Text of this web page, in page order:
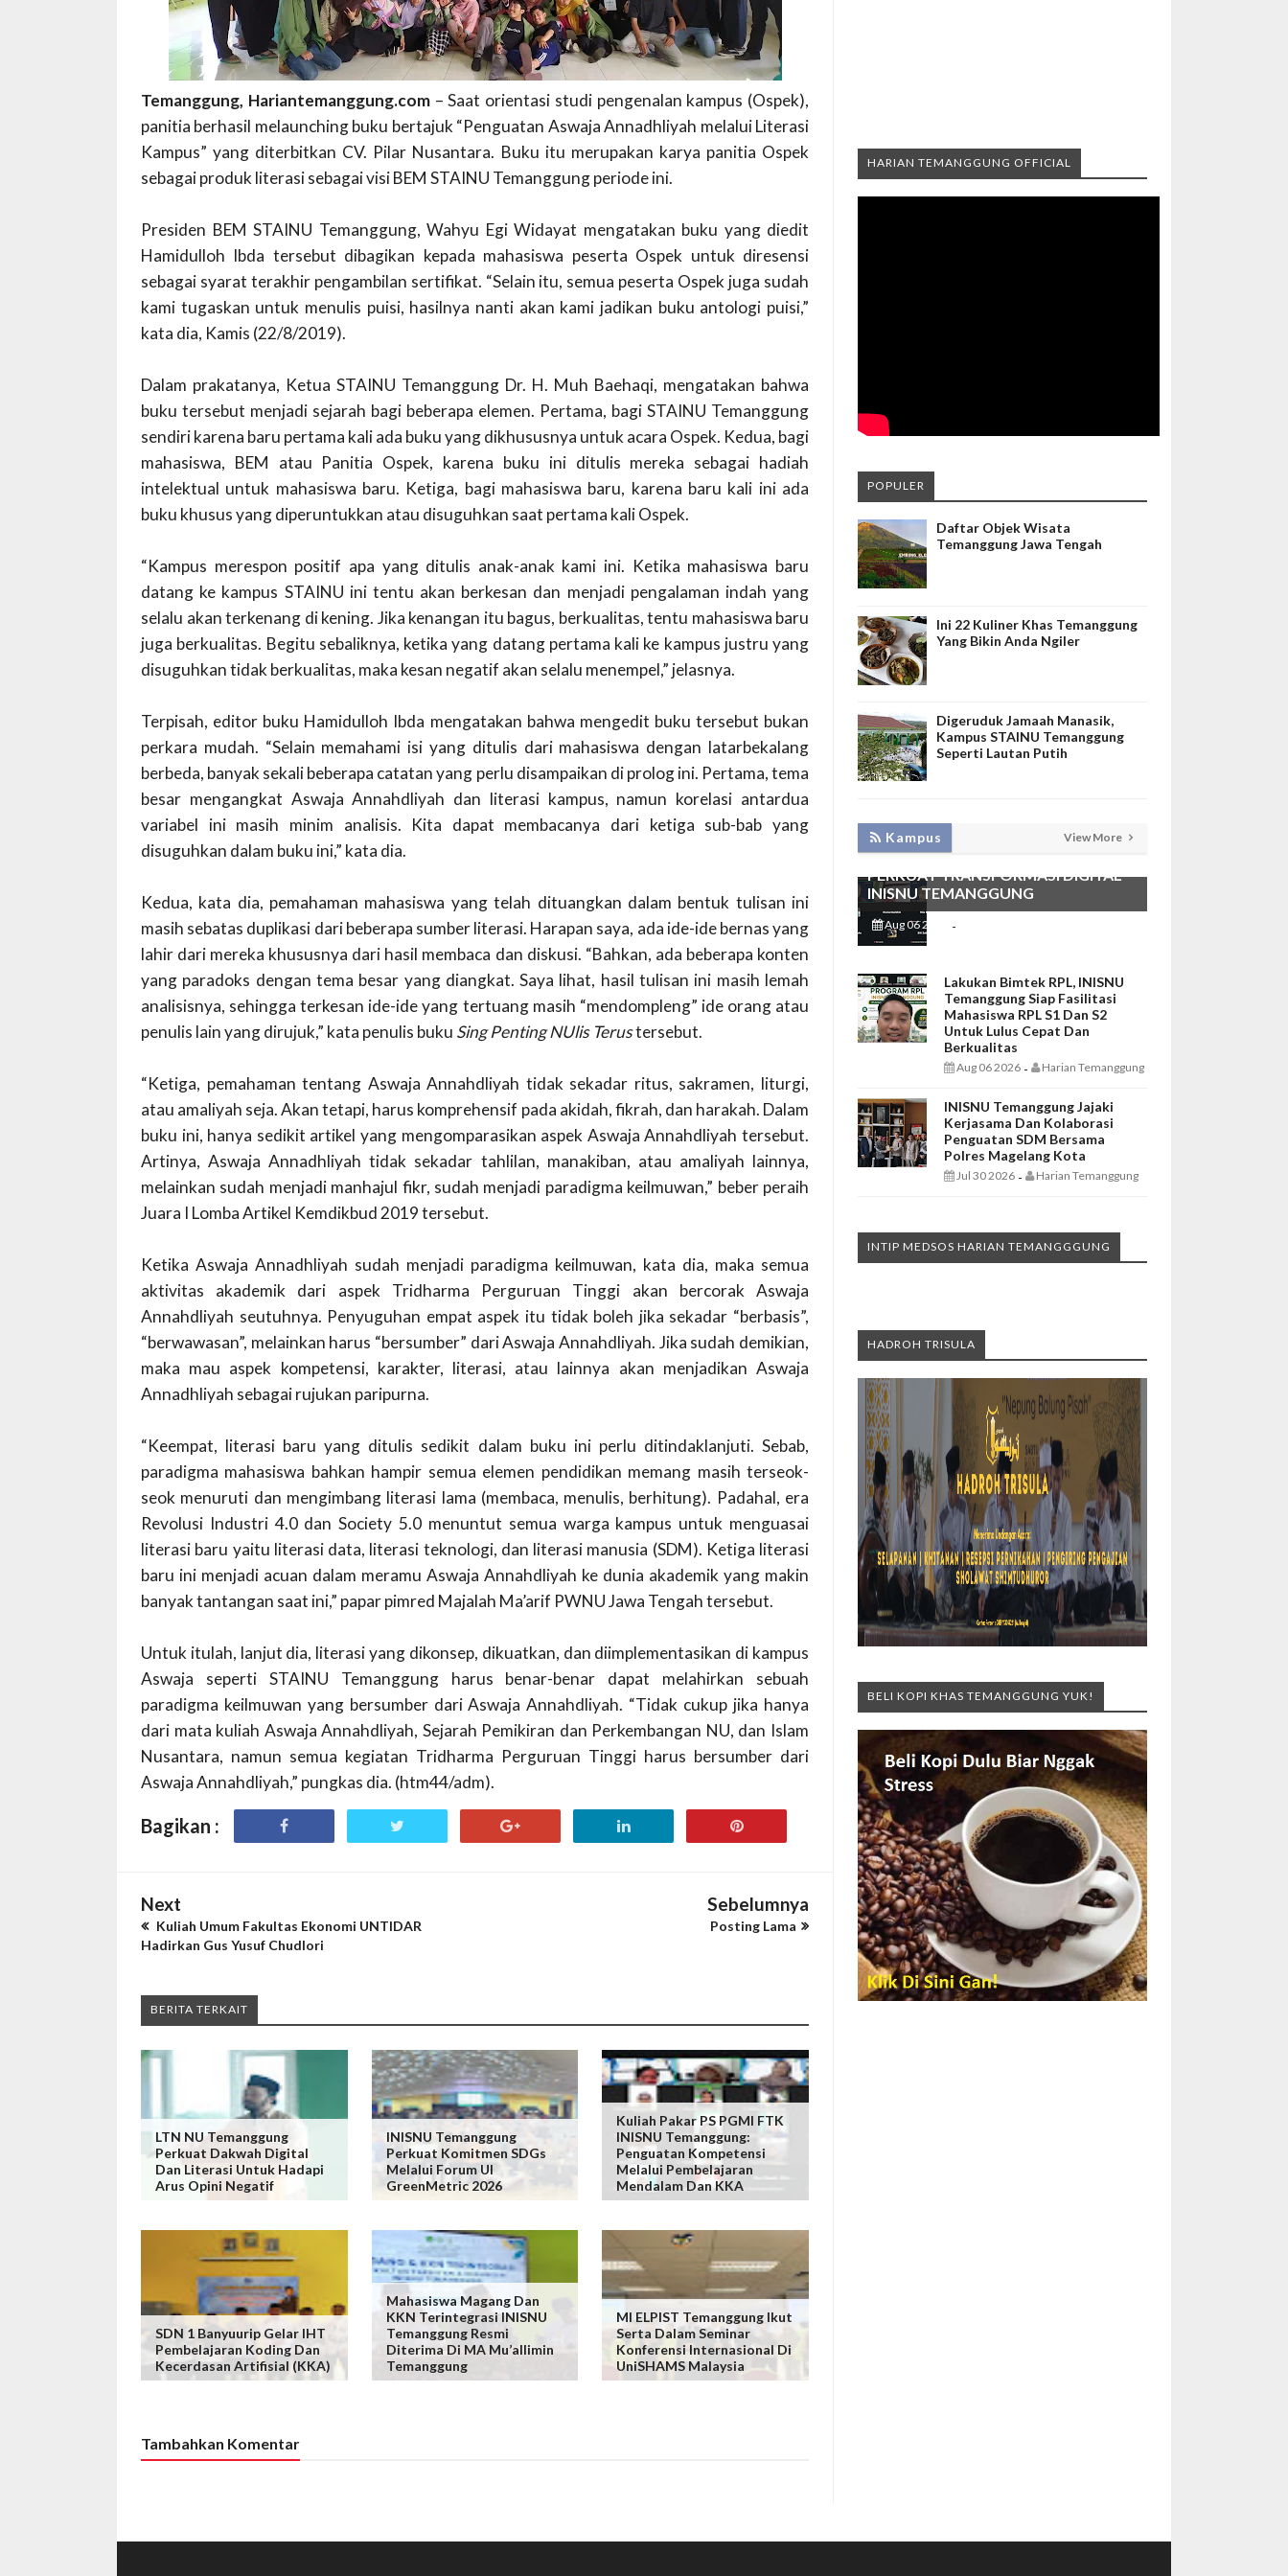
Temanggung, Hariantemanggung.com– Saat orientasi studi pengenalan kampus (Ospek),
panitia berhasil melaunching buku bertajuk “Penguatan Aswaja Annadhliyah melalui Literasi
Kampus” yang diterbitkan CV. Pilar Nusantara. Buku itu merupakan karya panitia Ospek
sebagai produk literasi sebagai visi BEM STAINU Temanggung periode ini.
Presiden BEM STAINU Temanggung, Wahyu Egi Widayat mengatakan buku yang diedit
Hamidulloh Ibda tersebut dibagikan kepada mahasiswa peserta Ospek untuk diresensi
sebagai syarat terakhir pengambilan sertifikat. “Selain itu, semua peserta Ospek juga sudah
kami tugaskan untuk menulis puisi, hasilnya nanti akan kami jadikan buku antologi puisi,”
kata dia, Kamis (22/8/2019).
Dalam prakatanya, Ketua STAINU Temanggung Dr. H. Muh Baehaqi, mengatakan bahwa
buku tersebut menjadi sejarah bagi beberapa elemen. Pertama, bagi STAINU Temanggung
sendiri karena baru pertama kali ada buku yang dikhususnya untuk acara Ospek. Kedua, bagi
mahasiswa, BEM atau Panitia Ospek, karena buku ini ditulis mereka sebagai hadiah
intelektual untuk mahasiswa baru. Ketiga, bagi mahasiswa baru, karena baru kali ini ada
buku khusus yang diperuntukkan atau disuguhkan saat pertama kali Ospek.
“Kampus merespon positif apa yang ditulis anak-anak kami ini. Ketika mahasiswa baru
datang ke kampus STAINU ini tentu akan berkesan dan menjadi pengalaman indah yang
selalu akan terkenang di kening. Jika kenangan itu bagus, berkualitas, tentu mahasiswa baru
juga berkualitas. Begitu sebaliknya, ketika yang datang pertama kali ke kampus justru yang
disuguhkan tidak berkualitas, maka kesan negatif akan selalu menempel,” jelasnya.
Terpisah, editor buku Hamidulloh Ibda mengatakan bahwa mengedit buku tersebut bukan
perkara mudah. “Selain memahami isi yang ditulis dari mahasiswa dengan latarbekalang
berbeda, banyak sekali beberapa catatan yang perlu disampaikan di prolog ini. Pertama, tema
besar mengangkat Aswaja Annahdliyah dan literasi kampus, namun korelasi antardua
variabel ini masih minim analisis. Kita dapat membacanya dari ketiga sub-bab yang
disuguhkan dalam buku ini,” kata dia.
Kedua, kata dia, pemahaman mahasiswa yang telah dituangkan dalam bentuk tulisan ini
masih sebatas duplikasi dari beberapa sumber literasi. Harapan saya, ada ide-ide bernas yang
lahir dari mereka khususnya dari hasil membaca dan diskusi. “Bahkan, ada beberapa konten
yang paradoks dengan tema besar yang diangkat. Saya lihat, hasil tulisan ini masih lemah
analisisnya, sehingga terkesan ide-ide yang tertuang masih “mendompleng” ide orang atau
penulis lain yang dirujuk,” kata penulis buku Sing Penting NUlis Terustersebut.
“Ketiga, pemahaman tentang Aswaja Annahdliyah tidak sekadar ritus, sakramen, liturgi,
atau amaliyah seja. Akan tetapi, harus komprehensif pada akidah, fikrah, dan harakah. Dalam
buku ini, hanya sedikit artikel yang mengomparasikan aspek Aswaja Annahdliyah tersebut.
Artinya, Aswaja Annadhliyah tidak sekadar tahlilan, manakiban, atau amaliyah lainnya,
melainkan sudah menjadi manhajul fikr, sudah menjadi paradigma keilmuwan,” beber peraih
Juara I Lomba Artikel Kemdikbud 2019 tersebut.
Ketika Aswaja Annadhliyah sudah menjadi paradigma keilmuwan, kata dia, maka semua
aktivitas akademik dari aspek Tridharma Perguruan Tinggi akan bercorak Aswaja
Annahdliyah seutuhnya. Penyuguhan empat aspek itu tidak boleh jika sekadar “berbasis”,
“berwawasan”, melainkan harus “bersumber” dari Aswaja Annahdliyah. Jika sudah demikian,
maka mau aspek kompetensi, karakter, literasi, atau lainnya akan menjadikan Aswaja
Annadhliyah sebagai rujukan paripurna.
“Keempat, literasi baru yang ditulis sedikit dalam buku ini perlu ditindaklanjuti. Sebab,
paradigma mahasiswa bahkan hampir semua elemen pendidikan memang masih terseok-
seok menuruti dan mengimbang literasi lama (membaca, menulis, berhitung). Padahal, era
Revolusi Industri 4.0 dan Society 5.0 menuntut semua warga kampus untuk menguasai
literasi baru yaitu literasi data, literasi teknologi, dan literasi manusia (SDM). Ketiga literasi
baru ini menjadi acuan dalam meramu Aswaja Annahdliyah ke dunia akademik yang makin
banyak tantangan saat ini,” papar pimred Majalah Ma’arif PWNU Jawa Tengah tersebut.
Untuk itulah, lanjut dia, literasi yang dikonsep, dikuatkan, dan diimplementasikan di kampus
Aswaja seperti STAINU Temanggung harus benar-benar dapat melahirkan sebuah
paradigma keilmuwan yang bersumber dari Aswaja Annahdliyah. “Tidak cukup jika hanya
dari mata kuliah Aswaja Annahdliyah, Sejarah Pemikiran dan Perkembangan NU, dan Islam
Nusantara, namun semua kegiatan Tridharma Perguruan Tinggi harus bersumber dari
Aswaja Annahdliyah,” pungkas dia. (htm44/adm).
Bagikan :
Next
Kuliah Umum Fakultas Ekonomi UNTIDAR
Hadirkan Gus Yusuf Chudlori
Sebelumnya
Posting Lama
BERITA TERKAIT
LTN NU Temanggung
Perkuat Dakwah Digital
Dan Literasi Untuk Hadapi
Arus Opini Negatif
INISNU Temanggung
Perkuat Komitmen SDGs
Melalui Forum UI
GreenMetric 2026
Kuliah Pakar PS PGMI FTK
INISNU Temanggung:
Penguatan Kompetensi
Melalui Pembelajaran
Mendalam Dan KKA
SDN 1 Banyuurip Gelar IHT
Pembelajaran Koding Dan
Kecerdasan Artifisial (KKA)
Mahasiswa Magang Dan
KKN Terintegrasi INISNU
Temanggung Resmi
Diterima Di MA Mu’allimin
Temanggung
MI ELPIST Temanggung Ikut
Serta Dalam Seminar
Konferensi Internasional Di
UniSHAMS Malaysia
Tambahkan Komentar
HARIAN TEMANGGUNG OFFICIAL
POPULER
Daftar Objek Wisata
Temanggung Jawa Tengah
Ini 22 Kuliner Khas Temanggung
Yang Bikin Anda Ngiler
Digeruduk Jamaah Manasik,
Kampus STAINU Temanggung
Seperti Lautan Putih
Kampus View More
KEMBANGKAN SIM LAYANAN,
HADIRKAN TIM SEVIMA UNTUK
PERKUAT TRANSFORMASI DIGITAL
INISNU TEMANGGUNG
Aug 06 2026 -
Lakukan Bimtek RPL, INISNU
Temanggung Siap Fasilitasi
Mahasiswa RPL S1 Dan S2
Untuk Lulus Cepat Dan
Berkualitas
Aug 06 2026 - Harian Temanggung
INISNU Temanggung Jajaki
Kerjasama Dan Kolaborasi
Penguatan SDM Bersama
Polres Magelang Kota
Jul 30 2026 - Harian Temanggung
INTIP MEDSOS HARIAN TEMANGGGUNG
HADROH TRISULA
BELI KOPI KHAS TEMANGGUNG YUK!